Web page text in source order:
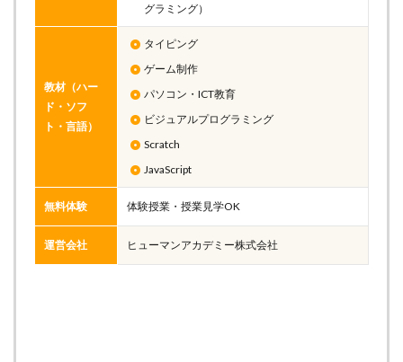
グラミング）
教材（ハー
ド・ソフ
ト・言語）
タイピング
ゲーム制作
パソコン・ICT教育
ビジュアルプログラミング
Scratch
JavaScript
無料体験 体験授業・授業見学OK
運営会社 ヒューマンアカデミー株式会社